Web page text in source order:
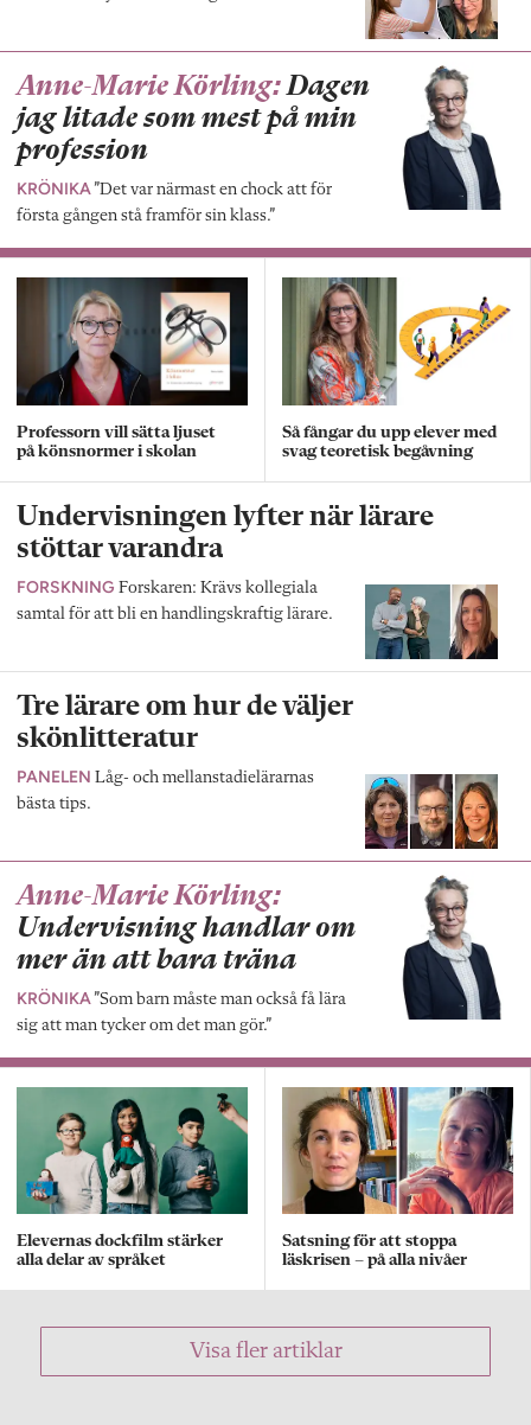
Anne-Marie Körling:Dagen
jag litade som mest på min
profession
KRÖNIKA ”Det var närmast en chock att för
första gången stå framför sin klass.”
Professorn vill sätta ljuset
på könsnormer i skolan
Så fångar du upp elever med
svag teoretisk begåvning
Undervisningen lyfter när lärare
stöttar varandra
FORSKNING Forskaren: Krävs kollegiala
samtal för att bli en handlingskraftig lärare.
Tre lärare om hur de väljer
skönlitteratur
PANELEN Låg- och mellanstadielärarnas
bästa tips.
Anne-Marie Körling:
Undervisning handlar om
mer än att bara träna
KRÖNIKA ”Som barn måste man också få lära
sig att man tycker om det man gör.”
Elevernas dockfilm stärker
alla delar av språket
Satsning för att stoppa
läskrisen – på alla nivåer
Visa fler artiklar